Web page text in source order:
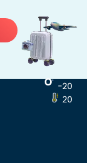
o -20
20